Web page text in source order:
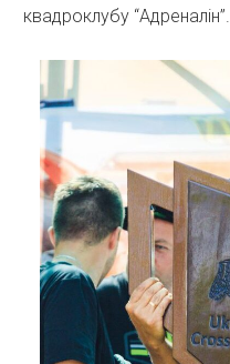
квадроклубу “Адреналін”.